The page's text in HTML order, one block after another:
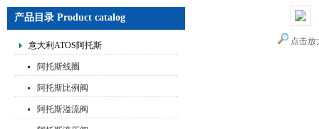
产品目录 Product catalog
意大利ATOS阿托斯
阿托斯线圈
阿托斯比例阀
阿托斯溢流阀
点击放